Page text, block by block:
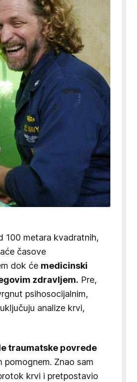
100 metara kvadratnih,
časove
dok će medicinski
zdravljem. Pre,
psihosocijalnim,
analize krvi,
traumatske povrede
pomognem. Znao sam
krvi i pretpostavio